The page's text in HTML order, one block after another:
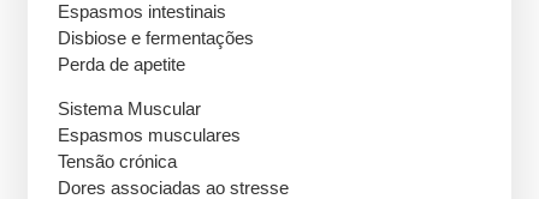
Espasmos intestinais
Disbiose e fermentações
Perda de apetite
Sistema Muscular
Espasmos musculares
Tensão crónica
Dores associadas ao stresse